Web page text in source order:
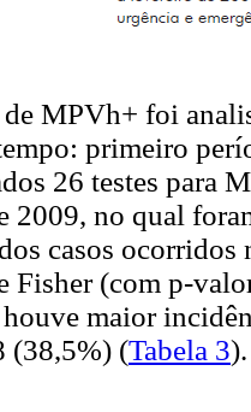
MPVh+ foi
primeiro
26 testes para
2009, no qual
casos
Fisher (com p-
maior
(38,5%) (Tabela 3).